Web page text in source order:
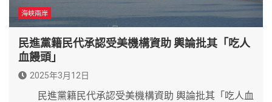
海峽兩岸
民進黨籍民代承認受美機構資助 輿論批其「吃人
血饅頭」
2025年3月12日
民進黨籍民代承認受美機構資助 輿論批其「吃人血